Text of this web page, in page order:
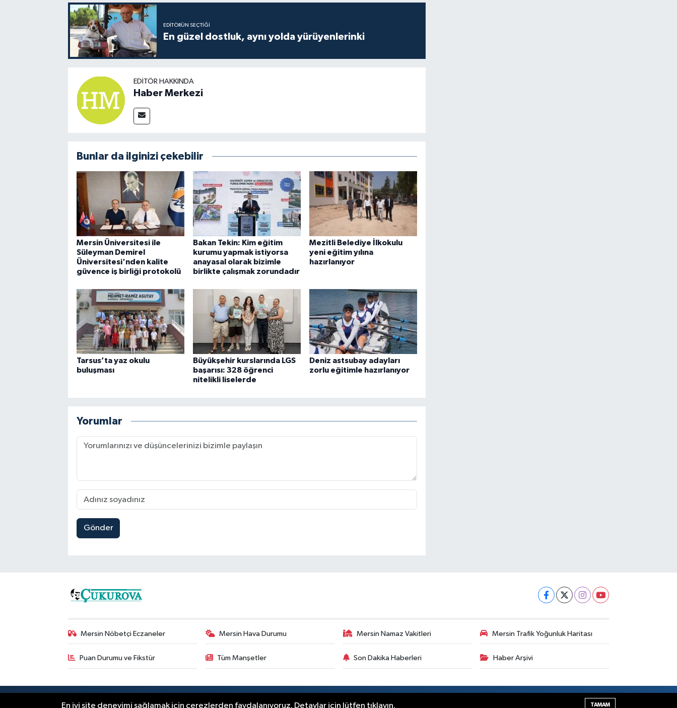
EDITÖRÜN SEÇTIĞI
En güzel dostluk, aynı yolda yürüyenlerinki
EDITÖR HAKKINDA
Haber Merkezi
Bunlar da ilginizi çekebilir
Mersin Üniversitesi ile
Süleyman Demirel
Üniversitesi'nden kalite
güvence iş birliği protokolü
Bakan Tekin: Kim eğitim
kurumu yapmak istiyorsa
anayasal olarak bizimle
birlikte çalışmak zorundadır
Mezitli Belediye İlkokulu
yeni eğitim yılına
hazırlanıyor
Tarsus’ta yaz okulu
buluşması
Büyükşehir kurslarında LGS
başarısı: 328 öğrenci
nitelikli liselerde
Deniz astsubay adayları
zorlu eğitimle hazırlanıyor
Yorumlar
Gönder
Mersin Nöbetçi Eczaneler Mersin Hava Durumu Mersin Namaz Vakitleri Mersin Trafik Yoğunluk Haritası
Puan Durumu ve Fikstür Tüm Manşetler Son Dakika Haberleri Haber Arşivi
RSS Copyright © 2025. Her hakkı saklıdır. TE Bilişim
En iyi site deneyimi sağlamak için çerezlerden faydalanıyoruz. Detaylar için lütfen tıklayın. TAMAM